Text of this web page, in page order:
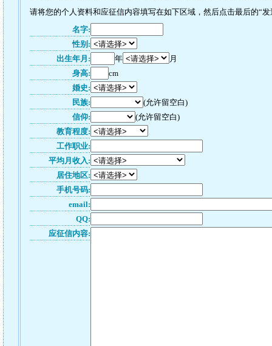
请将您的个人资料和应征信内容填写在如下区域，然后点击最后的“
名字:
性别:
出生年月:
年
月
身高:
cm
婚史:
民族:
(允许留空白)
信仰:
(允许留空白)
教育程度:
工作职业:
平均月收入:
居住地区:
手机号码:
email:
QQ:
应征信内容: